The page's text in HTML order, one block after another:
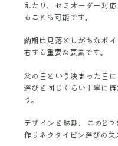
えたり、セミオーダー対
ることも可能です。
納期は見落としがちなポ
右する重要な要素です。
父の日という決まった日
選びと同じくらい丁寧に
う。
デザインと納期、この2
作りネクタイピン選びの失